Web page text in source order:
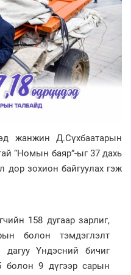
жанжин Д.Сүхбаатарын
“Номын баяр”-ыг 37 дахь
дор зохион байгуулах гэж
158 дугаар зарлиг,
болон тэмдэглэлт
дагуу Үндэсний бичиг
болон 9 дүгээр сарын